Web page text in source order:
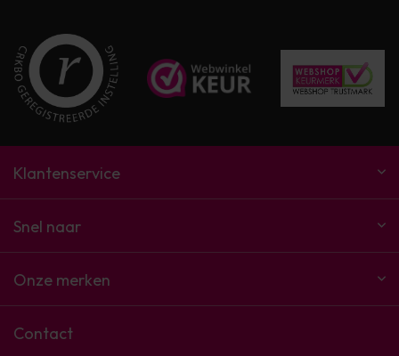
Klantenservice
Snel naar
Onze merken
Contact